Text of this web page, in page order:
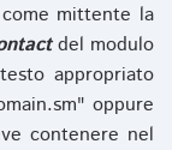
mittente la
del modulo
appropriato
oppure
contenere nel